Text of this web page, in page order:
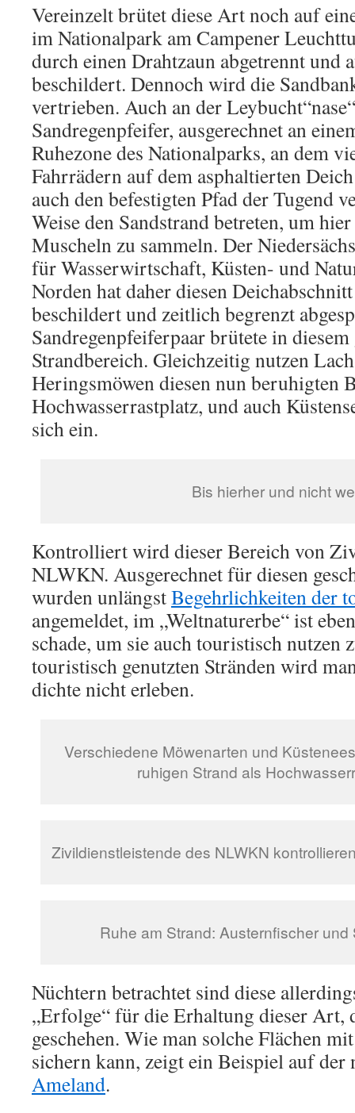
Vereinzelt brütet diese Art noch auf
im Nationalpark am Campener
durch einen Drahtzaun abgetrennt und
beschildert. Dennoch wird die
vertrieben. Auch an der
Sandregenpfeifer, ausgerechnet an
Ruhezone des Nationalparks, an dem
Fahrrädern auf dem asphaltierten
auch den befestigten Pfad der Tugend
Weise den Sandstrand betreten, um
Muscheln zu sammeln. Der
für Wasserwirtschaft, Küsten- und
Norden hat daher diesen
beschildert und zeitlich begrenzt
Sandregenpfeiferpaar brütete in
Strandbereich. Gleichzeitig nutzen
Heringsmöwen diesen nun beruhigten
Hochwasserrastplatz, und auch
sich ein.
Bis hierher und nicht
Kontrolliert wird dieser Bereich von
NLWKN. Ausgerechnet für diesen
wurden unlängstBegehrlichkeiten der
angemeldet, im „Weltnaturerbe“ ist
schade, um sie auch touristisch nutzen
touristisch genutzten Stränden wird
dichte nicht erleben.
Verschiedene Möwenarten und
ruhigen Strand als
Zivildienstleistende des NLWKN
Ruhe am Strand: Austernfischer
Nüchtern betrachtet sind diese
„Erfolge“ für die Erhaltung dieser Art,
geschehen. Wie man solche Flächen
sichern kann, zeigt ein Beispiel auf
Ameland.